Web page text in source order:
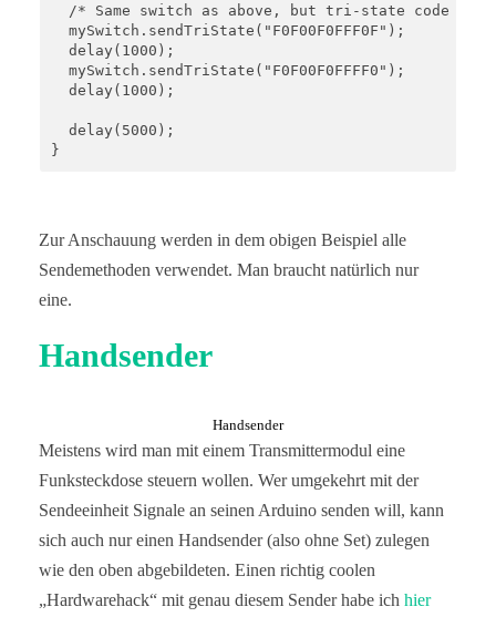
  /* Same switch as above, but tri-state code */
  mySwitch.sendTriState("F0F00F0FFF0F");
  delay(1000);
  mySwitch.sendTriState("F0F00F0FFFF0");
  delay(1000);
  delay(5000);
}
Zur Anschauung werden in dem obigen Beispiel alle
Sendemethoden verwendet. Man braucht natürlich nur
eine.
Handsender
Handsender
Meistens wird man mit einem Transmittermodul eine
Funksteckdose steuern wollen. Wer umgekehrt mit der
Sendeeinheit Signale an seinen Arduino senden will, kann
sich auch nur einen Handsender (also ohne Set) zulegen
wie den oben abgebildeten. Einen richtig coolen
„Hardwarehack“ mit genau diesem Sender habe ich hier